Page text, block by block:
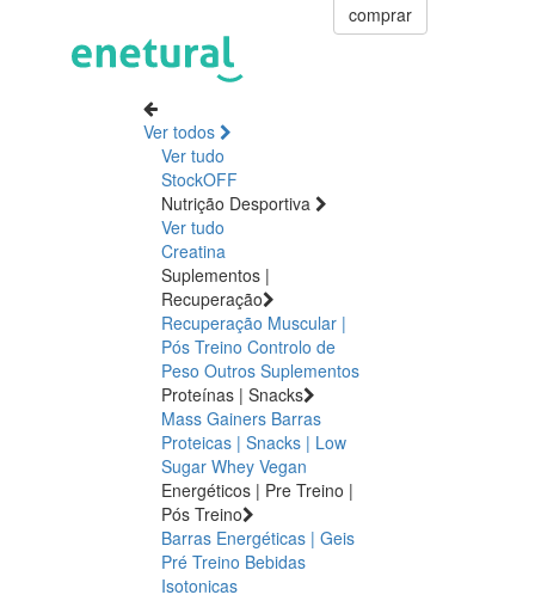
comprar
Ver todos
Ver tudo
StockOFF
Nutrição Desportiva
Ver tudo
Creatina
Suplementos |
Recuperação
Recuperação Muscular |
Pós Treino Controlo de
Peso Outros Suplementos
Proteínas | Snacks
Mass Gainers Barras
Proteicas | Snacks | Low
Sugar Whey Vegan
Energéticos | Pre Treino |
Pós Treino
Barras Energéticas | Geis
Pré Treino Bebidas
Isotonicas